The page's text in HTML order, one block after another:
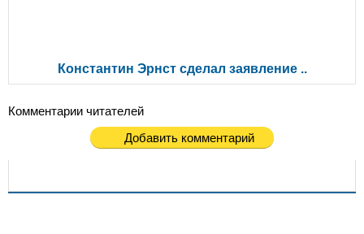
Константин Эрнст сделал заявление ..
Комментарии читателей
Добавить комментарий